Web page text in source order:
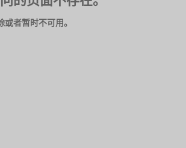
者暂时不可用。